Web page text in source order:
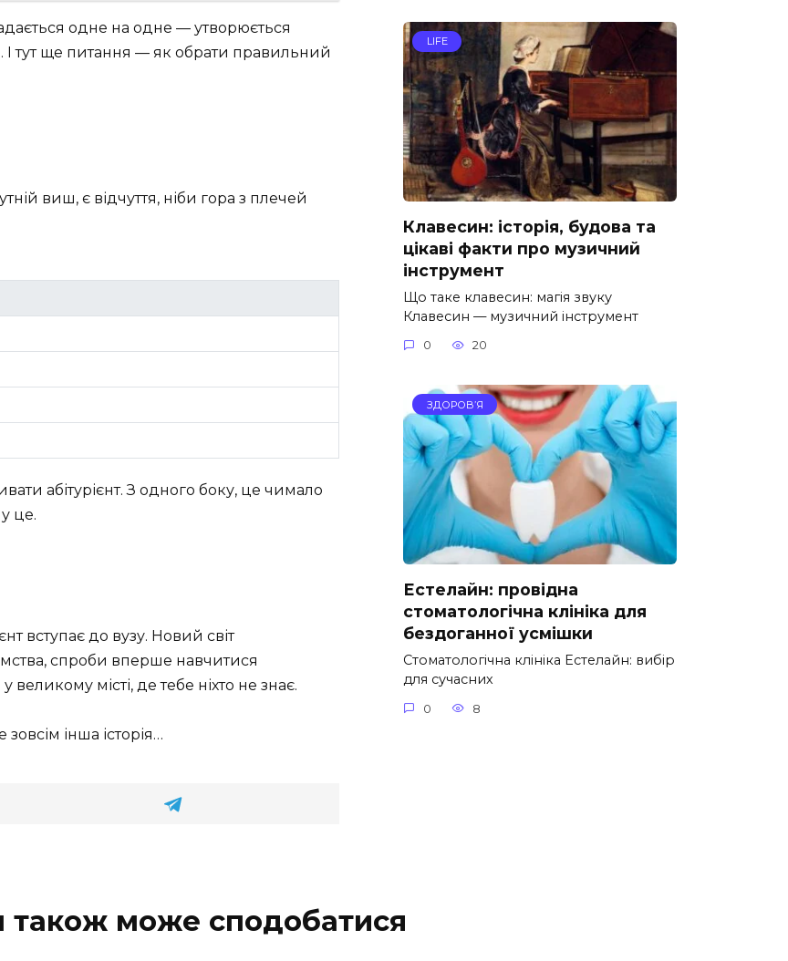
одне на одне — утворюється
тут ще питання — як обрати правильний
виш, є відчуття, ніби гора з плечей
абітурієнт. З одного боку, це чимало
це.
вступає до вузу. Новий світ
спроби вперше навчитися
місті, де тебе ніхто не знає.
інша історія…
LIFE
Клавесин: історія, будова та
цікаві факти про музичний
інструмент
Що таке клавесин: магія звуку
Клавесин — музичний інструмент
0 20
ЗДОРОВ’Я
Естелайн: провідна
стоматологічна клініка для
бездоганної усмішки
Стоматологічна клініка Естелайн: вибір
для сучасних
0 8
також може сподобатися